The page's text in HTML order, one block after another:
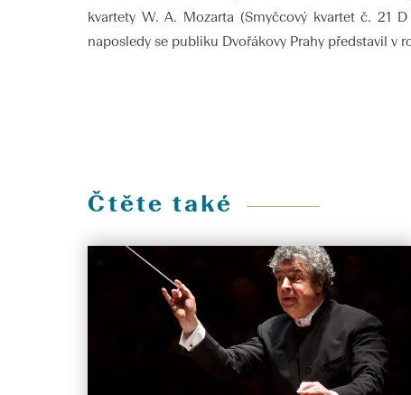
kvartety W. A. Mozarta (Smyčcový kvartet č. 21
naposledy se publiku Dvořákovy Prahy představil v
Čtěte také